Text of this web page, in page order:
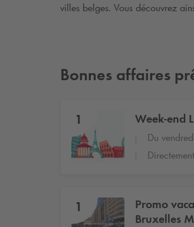
villes belges. Vous découvrez
Bonnes affaires
1 Week-end
Du
1
Promo
Bruxelles